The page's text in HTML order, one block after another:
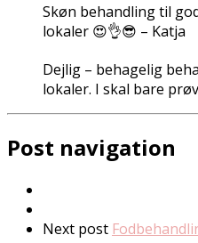
Skøn behandling til
lokaler 😍👌😎 – Katja
Dejlig – behagelig
lokaler. I skal bare
Post navigation
Next post